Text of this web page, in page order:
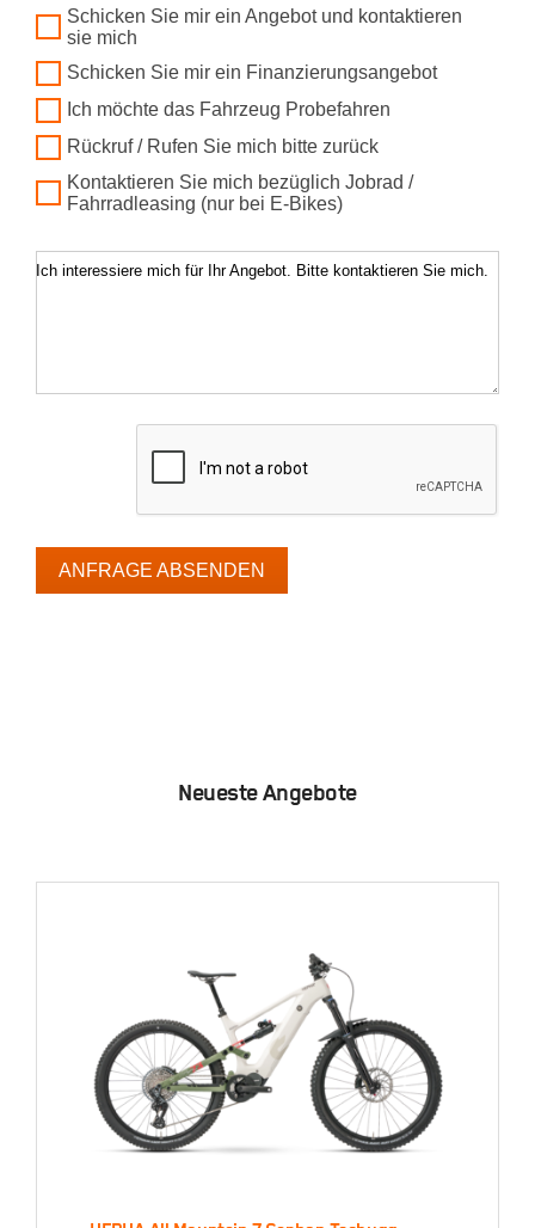
Schicken Sie mir ein Angebot und kontaktieren
sie mich
Schicken Sie mir ein Finanzierungsangebot
Ich möchte das Fahrzeug Probefahren
Rückruf / Rufen Sie mich bitte zurück
Kontaktieren Sie mich bezüglich Jobrad /
Fahrradleasing (nur bei E-Bikes)
Ich interessiere mich für Ihr Angebot. Bitte kontaktieren Sie mich.
ANFRAGE ABSENDEN
Neueste Angebote